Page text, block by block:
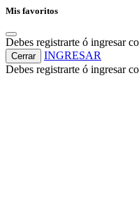
Mis favoritos
Debes registrarte ó ingresar
Cerrar
INGRESAR
Debes registrarte ó ingresar